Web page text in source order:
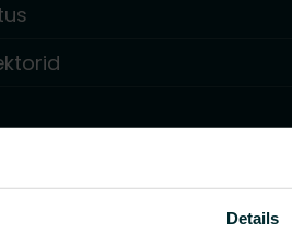
Details
ja ventiilid